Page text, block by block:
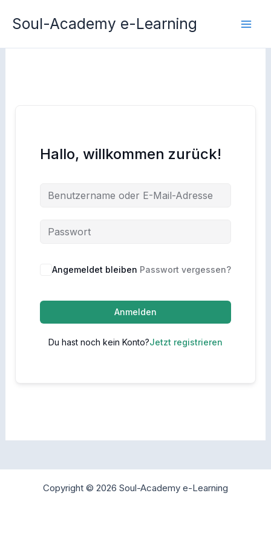
InhaltSoul-Academy e-Learning
Hallo, willkommen zurück!
Angemeldet bleiben Passwort vergessen?
Anmelden
Du hast noch kein Konto?Jetzt registrieren
Copyright © 2026 Soul-Academy e-Learning